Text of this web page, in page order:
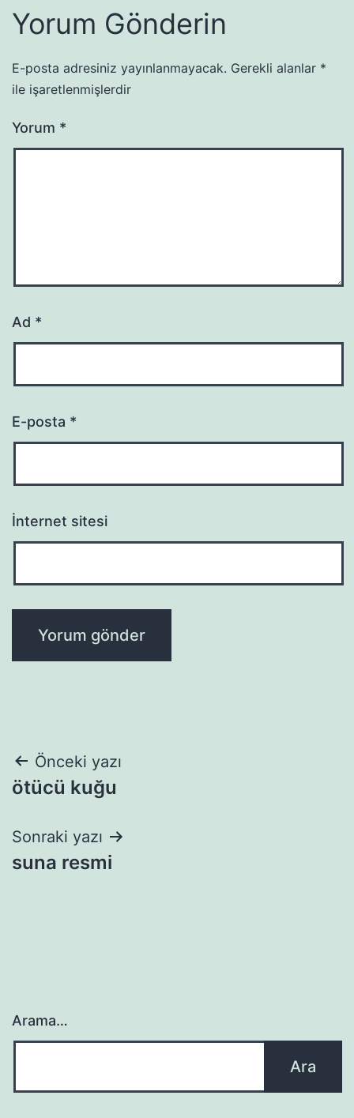
Yorum Gönderin
E-posta adresiniz yayınlanmayacak. Gerekli alanlar *
ile işaretlenmişlerdir
Yorum *
Ad *
E-posta *
İnternet sitesi
Yazı
gezinmesi
Önceki yazı
ötücü kuğu
Sonraki yazı
suna resmi
Arama…